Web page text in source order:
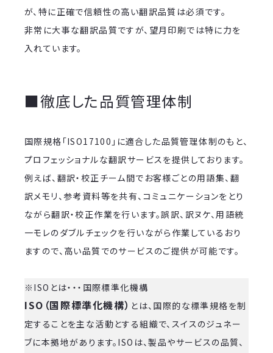
が、特に正確で信頼性の高い翻訳品質は必須です。
非常に大事な翻訳品質ですが、望月印刷では特に力を
入れています。
■徹底した品質管理体制
国際規格「ISO17100」に適合した品質管理体制のもと、
プロフェッショナルな翻訳サービスを提供しております。
例えば、翻訳・校正チーム間でお客様ごとの用語集、翻
訳メモリ、参考資料等を共有、コミュニケーションをとり
ながら翻訳・校正作業を行います。誤訳、訳ヌケ、用語統
一モレのダブルチェックを行いながら作業しているおり
ますので、高い品質でのサービスのご提供が可能です。
※ISOとは・・・国際標準化機構
ISO（国際標準化機構） とは、国際的な標準規格を制
定することを主な活動とする組織で、スイスのジュネー
ブに本拠地があります。ISOは、製品やサービスの品質、